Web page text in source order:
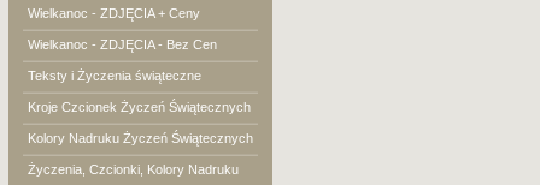
Wielkanoc - ZDJĘCIA + Ceny
Wielkanoc - ZDJĘCIA - Bez Cen
Teksty i Życzenia świąteczne
Kroje Czcionek Życzeń Świątecznych
Kolory Nadruku Życzeń Świątecznych
Życzenia, Czcionki, Kolory Nadruku